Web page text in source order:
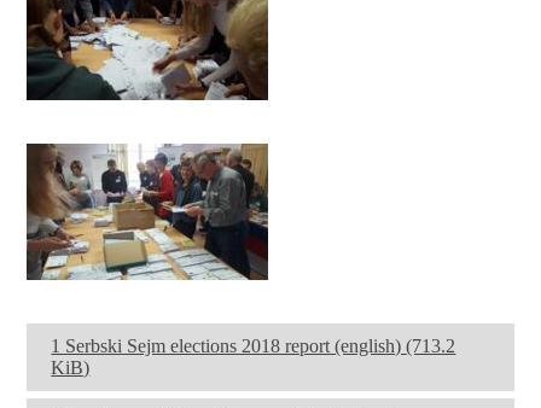
1 Serbski Sejm elections 2018 report (english)(713.2
KiB)